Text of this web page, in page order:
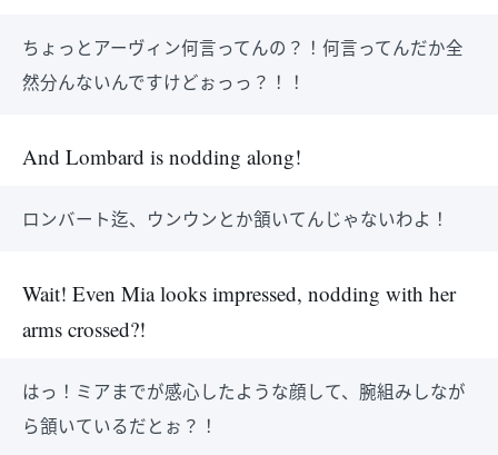
ちょっとアーヴィン何言ってんの？！何言ってんだか全
然分んないんですけどぉっっ？！！
And Lombard is nodding along!
ロンバート迄、ウンウンとか頷いてんじゃないわよ！
Wait! Even Mia looks impressed, nodding with her
arms crossed?!
はっ！ミアまでが感心したような顔して、腕組みしなが
ら頷いているだとぉ？！